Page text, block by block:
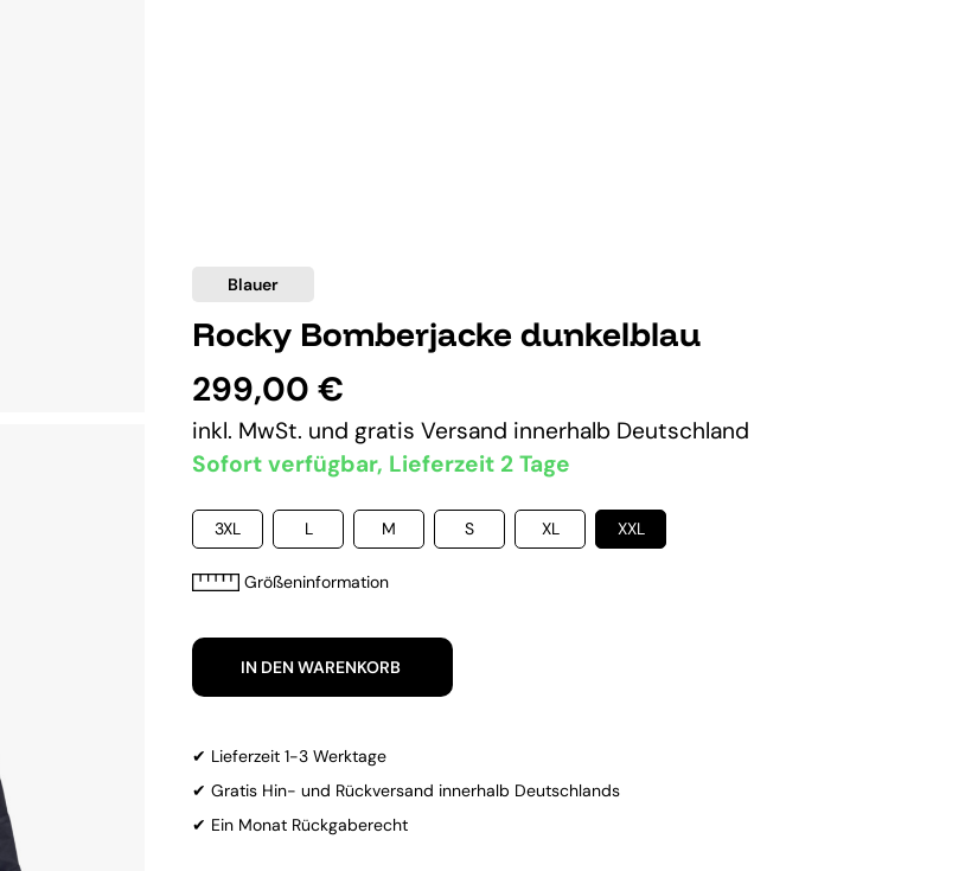
Blauer
Rocky Bomberjacke dunkelblau
299,00 €
inkl. MwSt. und gratis Versand innerhalb Deutschland
Sofort verfügbar, Lieferzeit 2 Tage
3XL L M S XL XXL
Größeninformation
IN DEN WARENKORB
✔ Lieferzeit 1-3 Werktage
✔ Gratis Hin- und Rückversand innerhalb Deutschlands
✔ Ein Monat Rückgaberecht